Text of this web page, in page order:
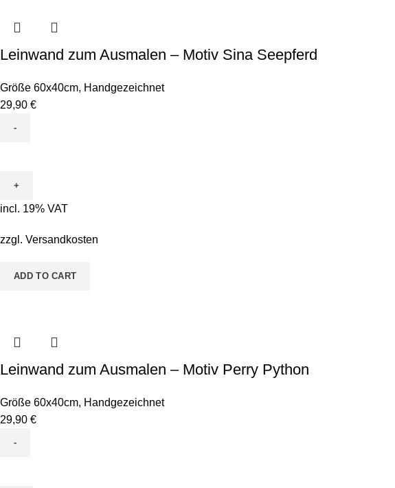
Leinwand zum Ausmalen – Motiv Sina Seepferd
Größe 60x40cm, Handgezeichnet
29,90 €
Ausmalen
-
Sina
quantity
incl. 19% VAT
zzgl. Versandkosten
ADD TO CART
Leinwand zum Ausmalen – Motiv Perry Python
Größe 60x40cm, Handgezeichnet
29,90 €